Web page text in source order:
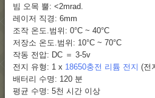
빔 오목 뿔: <2mrad.
레이저 직경: 6mm
조작 온도.범위: 0°C ~ 40°C
저장소 온도.범위: 10°C ~ 70°C
작동 전압: DC ＝ 3-5v
전지 유형: 1 x 18650충전 리튬 전지 (전
배터리 수명: 120 분
평균 수명: 5천 시간 이상